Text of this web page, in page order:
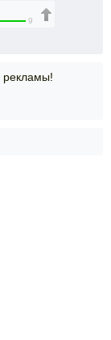
9
рекламы!